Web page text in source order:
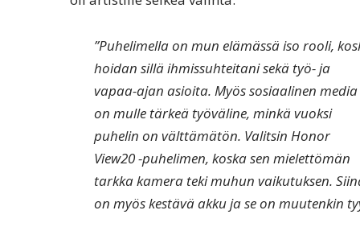
”Puhelimella on mun elämässä iso rooli,
hoidan sillä ihmissuhteitani sekä työ- ja
vapaa-ajan asioita. Myös sosiaalinen media
on mulle tärkeä työväline, minkä vuoksi
puhelin on välttämätön. Valitsin Honor
View20 -puhelimen, koska sen mielettömän
tarkka kamera teki muhun vaikutuksen.
on myös kestävä akku ja se on muutenkin